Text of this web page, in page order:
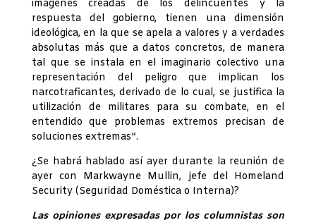
imágenes creadas de los delincuentes y la
respuesta del gobierno, tienen una dimensión
ideológica, en la que se apela a valores y a verdades
absolutas más que a datos concretos, de manera
tal que se instala en el imaginario colectivo una
representación del peligro que implican los
narcotraficantes, derivado de lo cual, se justifica la
utilización de militares para su combate, en el
entendido que problemas extremos precisan de
soluciones extremas”.
¿Se habrá hablado así ayer durante la reunión de
ayer con Markwayne Mullin, jefe del Homeland
Security (Seguridad Doméstica o Interna)?
Las opiniones expresadas por los columnistas son